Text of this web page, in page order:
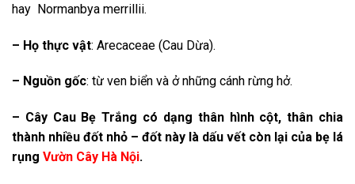
hay Normanbya merrillii.
– Họ thực vật: Arecaceae (Cau Dừa).
– Nguồn gốc: từ ven biển và ở những cánh rừng hở.
– Cây Cau Bẹ Trắng có dạng thân hình cột, thân chia
thành nhiều đốt nhỏ – đốt này là dấu vết còn lại của bẹ lá
rụng Vườn Cây Hà Nội.